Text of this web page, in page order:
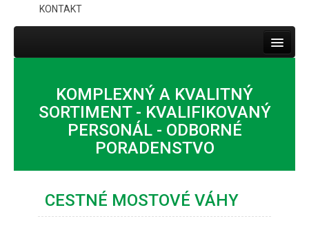
KONTAKT
Toggle
CESTNÉ MOSTOVÉ VÁHY
CESTNÉ NÁPRAVOVÉ VÁHY
SLUŽBY PRE VAŠU VÁHU
KOMPLEXNÝ A KVALITNÝ
SORTIMENT - KVALIFIKOVANÝ
PERSONÁL - ODBORNÉ
PORADENSTVO
CESTNÉ MOSTOVÉ VÁHY